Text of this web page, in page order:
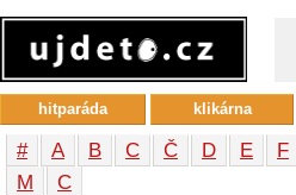
# A B C Č D E F
М
С
hitparáda klikárna